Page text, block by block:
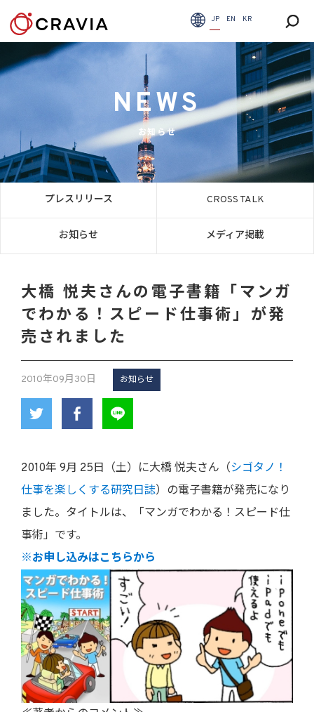
JP EN KR
NEWS
お知らせ
プレスリリース CROSS TALK
お知らせ メディア掲載
大橋 悦夫さんの電子書籍「マンガ
でわかる！スピード仕事術」が発
売されました
2010年09月30日 お知らせ
2010年 9月 25日（土）に大橋 悦夫さん（シゴタノ！
仕事を楽しくする研究日誌）の電子書籍が発売になり
ました。タイトルは、「マンガでわかる！スピード仕
事術」です。
※お申し込みはこちらから